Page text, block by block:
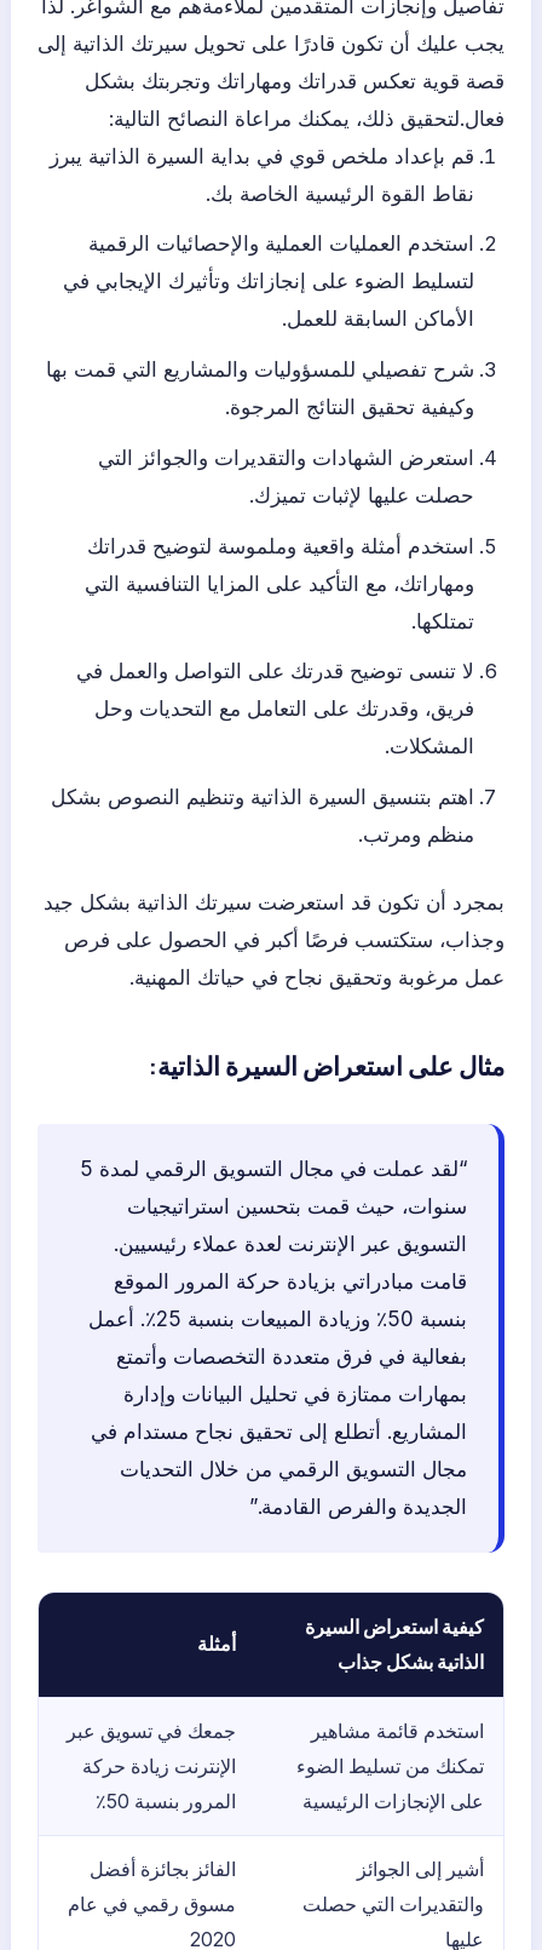
تفاصيل وإنجازات المتقدمين لملاءمةهم مع الشواغر. لذا
يجب عليك أن تكون قادرًا على تحويل سيرتك الذاتية إلى
قصة قوية تعكس قدراتك ومهاراتك وتجربتك بشكل
فعال.لتحقيق ذلك، يمكنك مراعاة النصائح التالية:
قم بإعداد ملخص قوي في بداية السيرة الذاتية يبرز
نقاط القوة الرئيسية الخاصة بك.
استخدم العمليات العملية والإحصائيات الرقمية
لتسليط الضوء على إنجازاتك وتأثيرك الإيجابي في
الأماكن السابقة للعمل.
شرح تفصيلي للمسؤوليات والمشاريع التي قمت بها
وكيفية تحقيق النتائج المرجوة.
استعرض الشهادات والتقديرات والجوائز التي
حصلت عليها لإثبات تميزك.
استخدم أمثلة واقعية وملموسة لتوضيح قدراتك
ومهاراتك، مع التأكيد على المزايا التنافسية التي
تمتلكها.
لا تنسى توضيح قدرتك على التواصل والعمل في
فريق، وقدرتك على التعامل مع التحديات وحل
المشكلات.
اهتم بتنسيق السيرة الذاتية وتنظيم النصوص بشكل
منظم ومرتب.
بمجرد أن تكون قد استعرضت سيرتك الذاتية بشكل جيد
وجذاب، ستكتسب فرصًا أكبر في الحصول على فرص
عمل مرغوبة وتحقيق نجاح في حياتك المهنية.
مثال على استعراض السيرة الذاتية:
“لقد عملت في مجال التسويق الرقمي لمدة 5
سنوات، حيث قمت بتحسين استراتيجيات
التسويق عبر الإنترنت لعدة عملاء رئيسيين.
قامت مبادراتي بزيادة حركة المرور الموقع
بنسبة 50٪ وزيادة المبيعات بنسبة 25٪. أعمل
بفعالية في فرق متعددة التخصصات وأتمتع
بمهارات ممتازة في تحليل البيانات وإدارة
المشاريع. أتطلع إلى تحقيق نجاح مستدام في
مجال التسويق الرقمي من خلال التحديات
الجديدة والفرص القادمة.”
كيفية استعراض السيرة
الذاتية بشكل جذاب
أمثلة
استخدم قائمة مشاهير
تمكنك من تسليط الضوء
على الإنجازات الرئيسية
جمعك في تسويق عبر
الإنترنت زيادة حركة
المرور بنسبة 50٪
أشير إلى الجوائز
والتقديرات التي حصلت
عليها
الفائز بجائزة أفضل
مسوق رقمي في عام
2020